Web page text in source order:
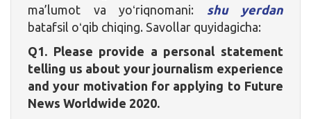
ma’lumot va yoʻriqnomani: shu yerdan
batafsil oʻqib chiqing. Savollar quyidagicha:
Q1. Please provide a personal statement
telling us about your journalism experience
and your motivation for applying to Future
News Worldwide 2020.